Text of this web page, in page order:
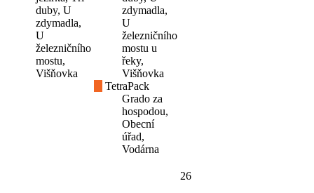
duby, U
zdymadla,
U
železničního
mostu,
Višňovka
zdymadla,
U
železničního
mostu u
řeky,
Višňovka
TetraPack
Grado za
hospodou,
Obecní
úřad,
Vodárna
26